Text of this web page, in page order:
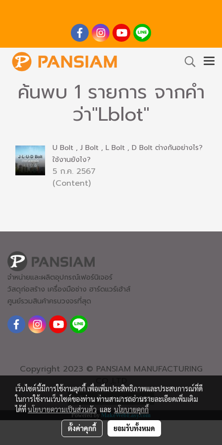
ค้นพบ 1 รายการ จากคำ
ว่า"Lblot"
U Bolt , J Bolt , L Bolt , D Bolt ต่างกันอย่างไร?
ใช้งานยังไง?
5 ก.ค. 2567
(Content)
จำหน่ายและผลิตอุปกรณ์เฟอร์นิเจอร์
วัสดุก่อสร้าง เครื่องมือช่าง ฮาร์ดแวร์เฮ้าส์
ศูนย์รวมสินค้าครบวงจรที่สุด
Copyright 2023 © PANSIAM MANUFACTURING
CO.,LTD
ผู้เข้าชมทั้งหมด 2,451,982
Powered by MakeWebEasy.com
เว็บไซต์นี้มีการใช้งานคุกกี้ เพื่อเพิ่มประสิทธิภาพและประสบการณ์ที่ดี
ในการใช้งานเว็บไซต์ของท่าน ท่านสามารถอ่านรายละเอียดเพิ่มเติม
ได้ที่นโยบายความเป็นส่วนตัว และ นโยบายคุกกี้
ตั้งค่าคุกกี้ ยอมรับทั้งหมด